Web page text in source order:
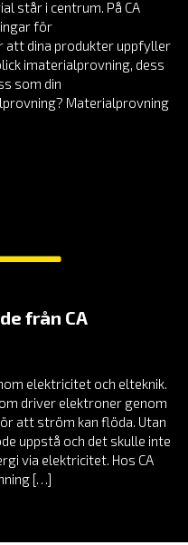
står i centrum. På CA
för
dina produkter uppfyller
imaterialprovning, dess
som din
Materialprovning
från CA
elektricitet och elteknik.
driver elektroner genom
att ström kan flöda. Utan
uppstå och det skulle inte
via elektricitet. Hos CA
[…]